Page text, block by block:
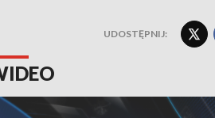
UDOSTĘPNIJ: